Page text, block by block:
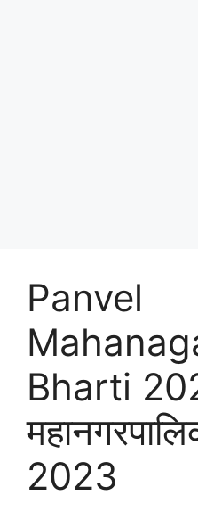
Panvel
Bharti
2023